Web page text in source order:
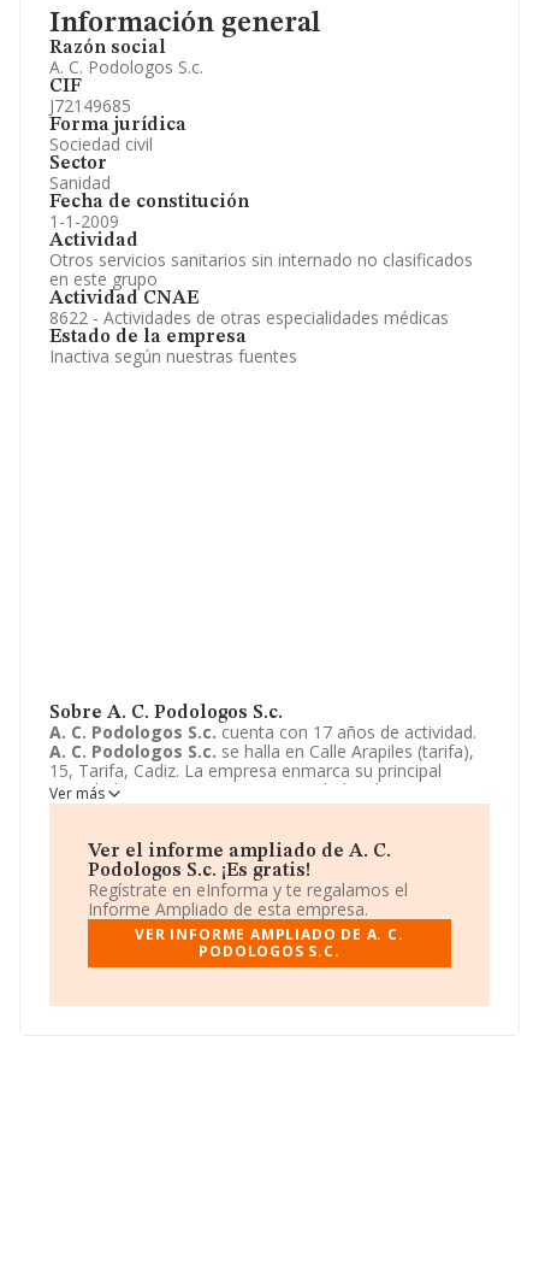
Información general
Razón social
A. C. Podologos S.c.
CIF
J72149685
Forma jurídica
Sociedad civil
Sector
Sanidad
Fecha de constitución
1-1-2009
Actividad
Otros servicios sanitarios sin internado no clasificados
en este grupo
Actividad CNAE
8622 - Actividades de otras especialidades médicas
Estado de la empresa
Inactiva según nuestras fuentes
Sobre A. C. Podologos S.c.
A. C. Podologos S.c. cuenta con 17 años de actividad.
A. C. Podologos S.c. se halla en Calle Arapiles (tarifa),
15, Tarifa, Cadiz. La empresa enmarca su principal
actividad CNAE como 8622 - Actividades de otras
especialidades médicas.A. C. Podologos S.c.toma la
Ver más
Ver el informe ampliado de A. C.
Podologos S.c. ¡Es gratis!
Regístrate en eInforma y te regalamos el
Informe Ampliado de esta empresa.
VER INFORME AMPLIADO DE A. C.
PODOLOGOS S.C.
Información oficial y registral complementaria.